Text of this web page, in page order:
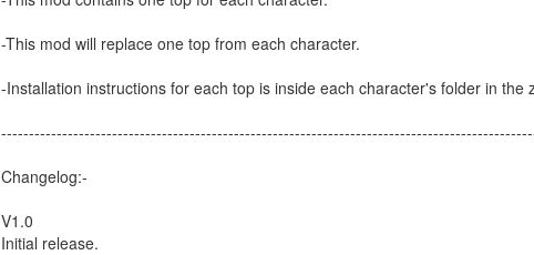
-This mod will replace one top from each character.
-Installation instructions for each top is inside each character's folder in the
Changelog:-
V1.0
Initial release.